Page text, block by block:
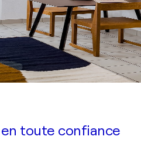
toute confiance